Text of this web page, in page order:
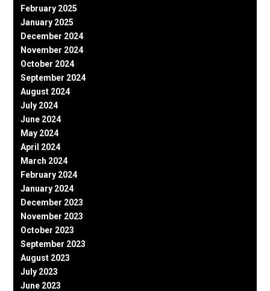
February 2025
January 2025
December 2024
November 2024
October 2024
September 2024
August 2024
July 2024
June 2024
May 2024
April 2024
March 2024
February 2024
January 2024
December 2023
November 2023
October 2023
September 2023
August 2023
July 2023
June 2023